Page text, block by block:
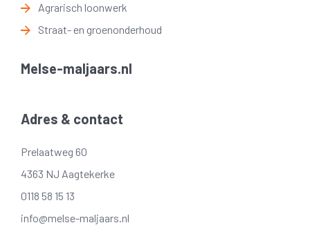
Agrarisch loonwerk
Straat- en groenonderhoud
Melse-maljaars.nl
Adres & contact
Prelaatweg 60
4363 NJ Aagtekerke
0118 58 15 13
info@melse-maljaars.nl